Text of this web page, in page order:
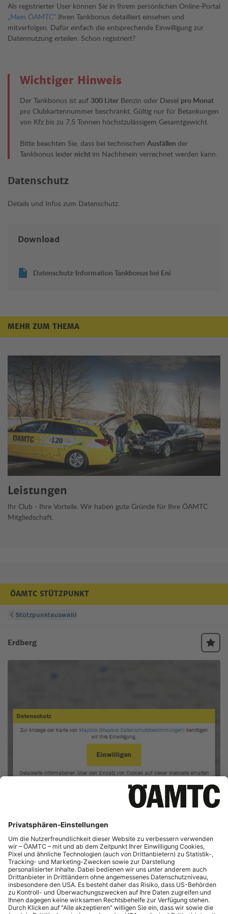
Als registrierter User können Sie in Ihrem persönlichen Online-Portal
„Mein ÖAMTC“ Ihren Tankbonus detailliert einsehen und
mitverfolgen. Dafür einfach die entsprechende Einwilligung zur
Datennutzung erteilen. Schon registriert?
Wichtiger Hinweis
Der Tankbonus ist auf 300 Liter Benzin oder Diesel pro Monat
pro Clubkartennummer beschränkt. Gültig nur für Betankungen
von Kfz bis zu 7,5 Tonnen höchstzulässigem Gesamtgewicht.
Bitte beachten Sie, dass bei technischen Ausfällen der
Tankbonus leider nicht im Nachhinein verrechnet werden kann.
Datenschutz
Details und Infos zum Datenschutz.
Download
Datenschutz-Information Tankbonus bei Eni
MEHR ZUM THEMA
Leistungen
Ihr Club - Ihre Vorteile. Wir haben gute Gründe für Ihre ÖAMTC
Mitgliedschaft.
ÖAMTC STÜTZPUNKT